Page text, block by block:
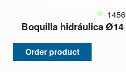
Boquilla hidráulica Ø14
Order product